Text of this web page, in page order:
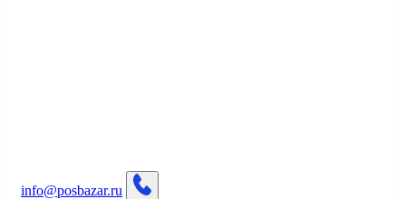
info@posbazar.ru